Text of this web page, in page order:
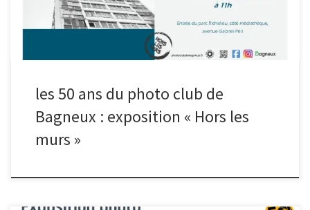
les 50 ans du photo club de
Bagneux : exposition « Hors les
murs »